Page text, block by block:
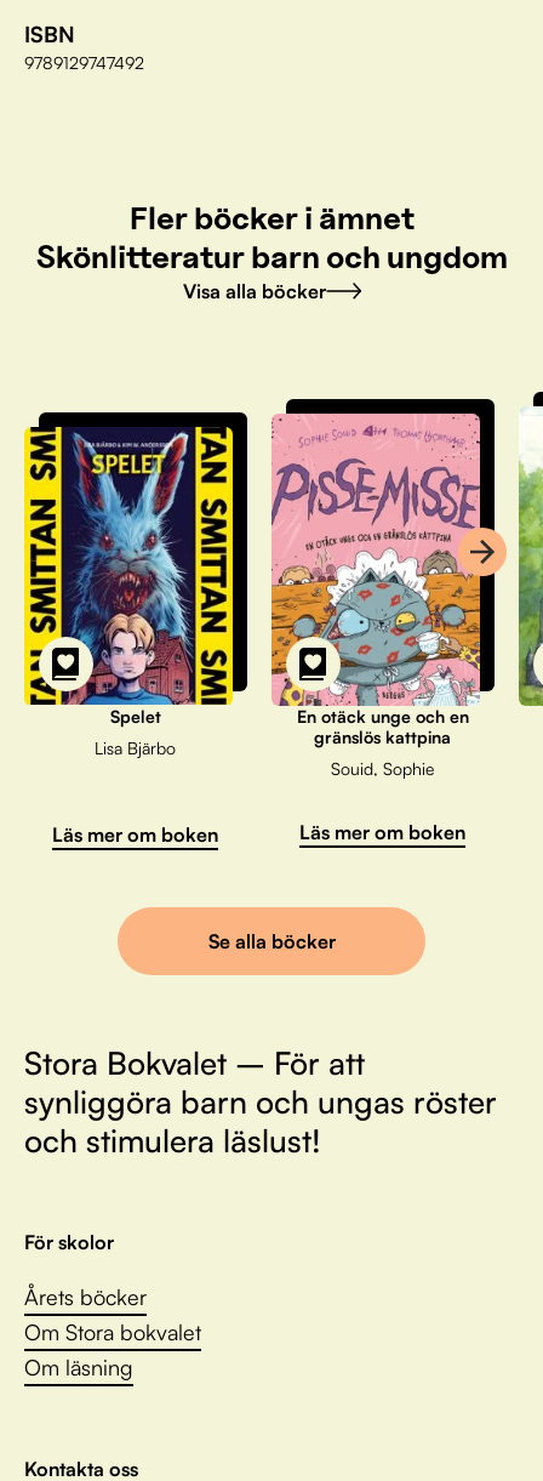
ISBN
9789129747492
Fler böcker i ämnet
Skönlitteratur barn och ungdom
Visa alla böcker
Spelet
Lisa Bjärbo
Läs mer om boken
En otäck unge och en
gränslös kattpina
Souid, Sophie
Läs mer om boken
Se alla böcker
Stora Bokvalet – För att
synliggöra barn och ungas röster
och stimulera läslust!
För skolor
Årets böcker
Om Stora bokvalet
Om läsning
Kontakta oss